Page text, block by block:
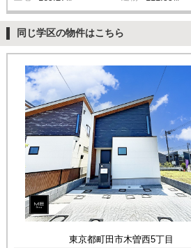
同じ学区の物件はこちら
東京都町田市木曽西5丁目